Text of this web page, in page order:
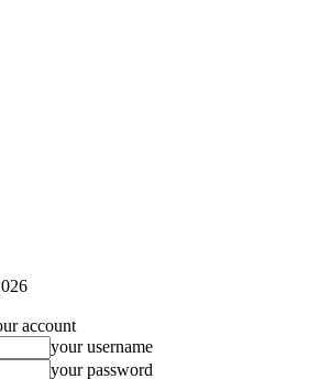
account
your username
your password